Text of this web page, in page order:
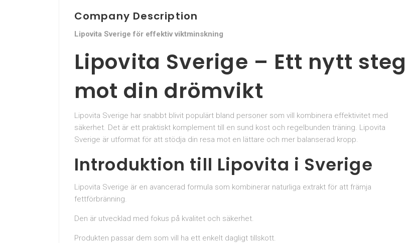
Company Description
Lipovita Sverige för effektiv viktminskning
Lipovita Sverige – Ett nytt steg
mot din drömvikt
Lipovita Sverige har snabbt blivit populärt bland personer som vill kombinera effektivitet med
säkerhet. Det är ett praktiskt komplement till en sund kost och regelbunden träning. Lipovita
Sverige är utformat för att stödja din resa mot en lättare och mer balanserad kropp.
Introduktion till Lipovita i Sverige
Lipovita Sverige är en avancerad formula som kombinerar naturliga extrakt för att främja
fettförbränning.
Den är utvecklad med fokus på kvalitet och säkerhet.
Produkten passar dem som vill ha ett enkelt dagligt tillskott.